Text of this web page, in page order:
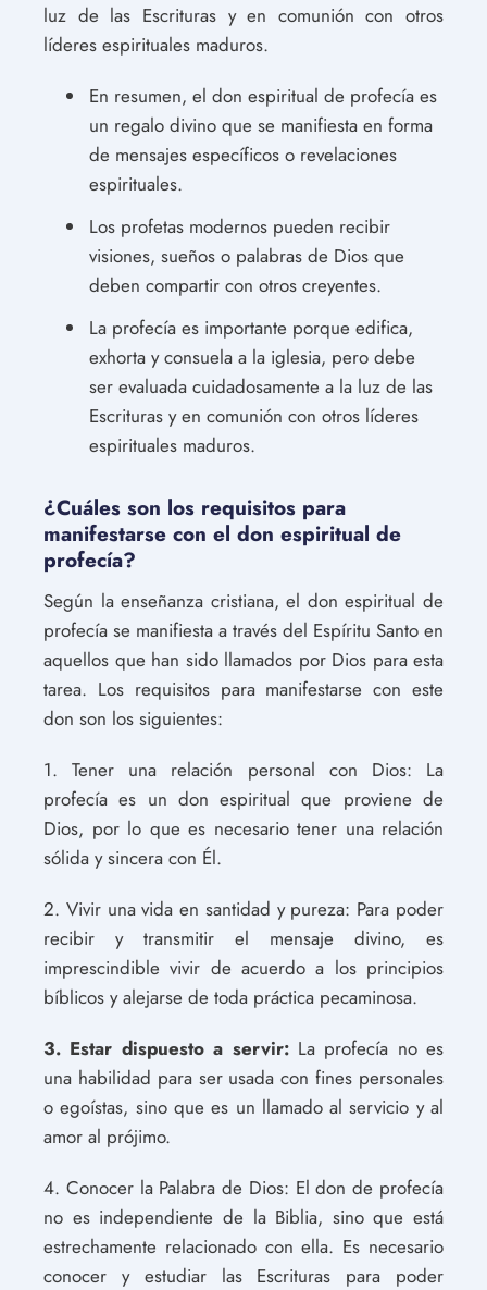
luz de las Escrituras y en comunión con otros
líderes espirituales maduros.
En resumen, el don espiritual de profecía es
un regalo divino que se manifiesta en forma
de mensajes específicos o revelaciones
espirituales.
Los profetas modernos pueden recibir
visiones, sueños o palabras de Dios que
deben compartir con otros creyentes.
La profecía es importante porque edifica,
exhorta y consuela a la iglesia, pero debe
ser evaluada cuidadosamente a la luz de las
Escrituras y en comunión con otros líderes
espirituales maduros.
¿Cuáles son los requisitos para
manifestarse con el don espiritual de
profecía?
Según la enseñanza cristiana, el don espiritual de
profecía se manifiesta a través del Espíritu Santo en
aquellos que han sido llamados por Dios para esta
tarea. Los requisitos para manifestarse con este
don son los siguientes:
1. Tener una relación personal con Dios: La
profecía es un don espiritual que proviene de
Dios, por lo que es necesario tener una relación
sólida y sincera con Él.
2. Vivir una vida en santidad y pureza: Para poder
recibir y transmitir el mensaje divino, es
imprescindible vivir de acuerdo a los principios
bíblicos y alejarse de toda práctica pecaminosa.
3. Estar dispuesto a servir:La profecía no es
una habilidad para ser usada con fines personales
o egoístas, sino que es un llamado al servicio y al
amor al prójimo.
4. Conocer la Palabra de Dios: El don de profecía
no es independiente de la Biblia, sino que está
estrechamente relacionado con ella. Es necesario
conocer y estudiar las Escrituras para poder